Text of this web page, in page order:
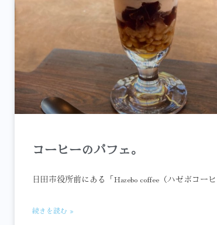
コーヒーのパフェ。
日田市役所前にある「Hazebo coffee（ハゼボコーヒ
続きを読む »